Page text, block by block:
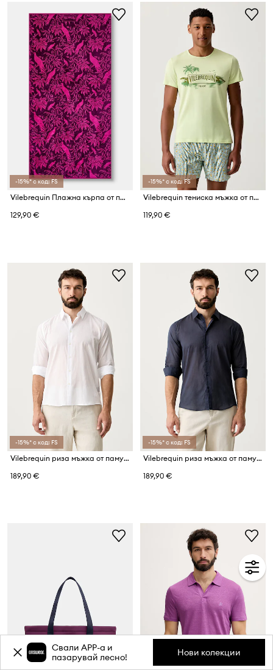
-15%* с код: FS
Vilebrequin Плажна кърпа от памук SAND
129,90 €
-15%* с код: FS
Vilebrequin тениска мъжка от памук THOM
119,90 €
-15%* с код: FS
Vilebrequin риза мъжка от памук CARACAL
189,90 €
-15%* с код: FS
Vilebrequin риза мъжка от памук CARACAL
189,90 €
Свали APP-a и
пазарувай лесно!
Нови колекции